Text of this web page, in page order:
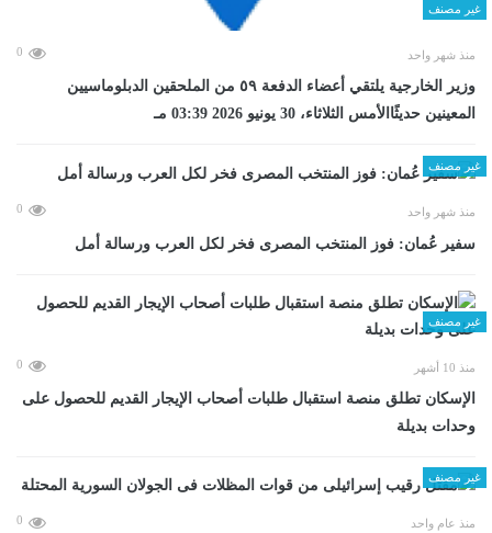
غير مصنف
منذ شهر واحد 0
وزير الخارجية يلتقي أعضاء الدفعة ٥٩ من الملحقين الدبلوماسيين
المعينين حديثًاالأمس الثلاثاء، 30 يونيو 2026 03:39 مـ
غير مصنف
منذ شهر واحد 0
سفير عُمان: فوز المنتخب المصرى فخر لكل العرب ورسالة أمل
غير مصنف
منذ 10 أشهر 0
الإسكان تطلق منصة استقبال طلبات أصحاب الإيجار القديم للحصول على
وحدات بديلة
غير مصنف
منذ عام واحد 0